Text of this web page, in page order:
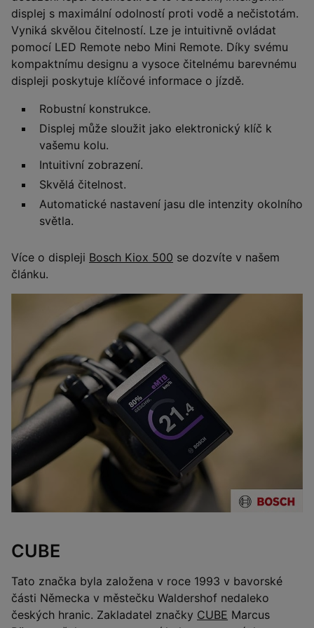
displej s maximální odolností proti vodě a nečistotám.
Vyniká skvělou čitelností. Lze je intuitivně ovládat
pomocí LED Remote nebo Mini Remote. Díky svému
kompaktnímu designu a vysoce čitelnému barevnému
displeji poskytuje klíčové informace o jízdě.
Robustní konstrukce.
Displej může sloužit jako elektronický klíč k
vašemu kolu.
Intuitivní zobrazení.
Skvělá čitelnost.
Automatické nastavení jasu dle intenzity okolního
světla.
Více o displeji Bosch Kiox 500 se dozvíte v našem
článku.
CUBE
Tato značka byla založena v roce 1993 v bavorské
části Německa v městečku Waldershof nedaleko
českých hranic. Zakladatel značky CUBE Marcus